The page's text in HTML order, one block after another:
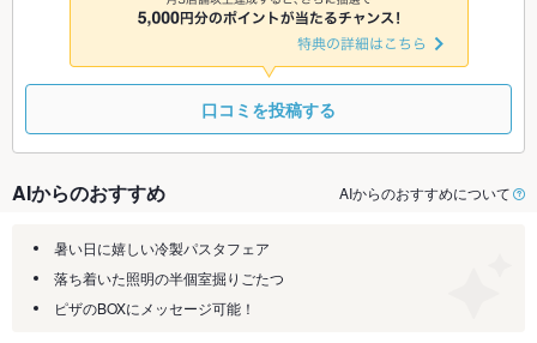
口コミを投稿する
AIからのおすすめ AIからのおすすめについて
暑い日に嬉しい冷製パスタフェア
落ち着いた照明の半個室掘りごたつ
ピザのBOXにメッセージ可能！